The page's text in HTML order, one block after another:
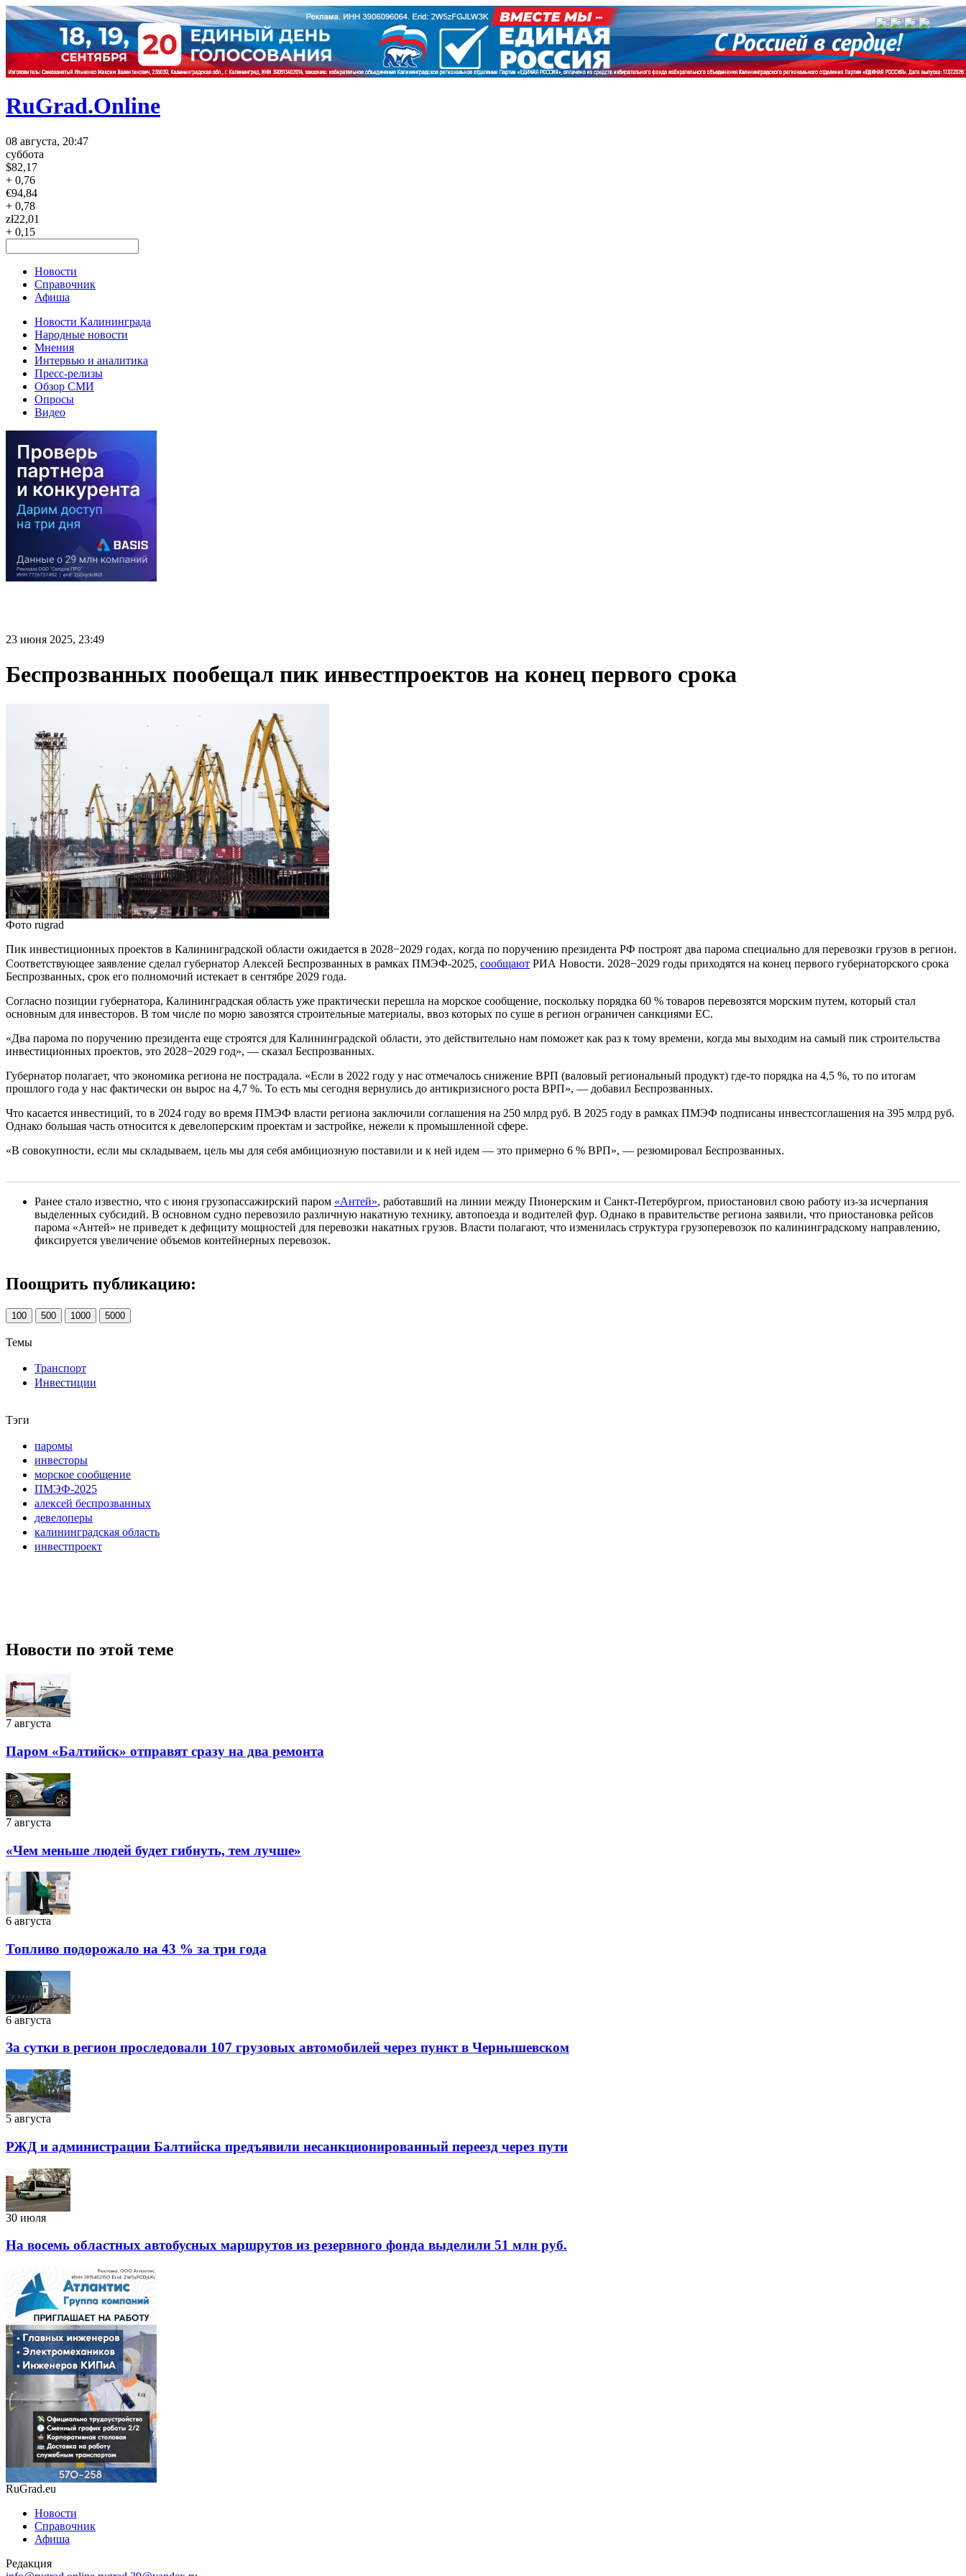
RuGrad.Online
08 августа, 20:47
суббота
$82,17
+ 0,76
€94,84
+ 0,78
zł22,01
+ 0,15
Новости
Справочник
Афиша
Новости Калининграда
Народные новости
Мнения
Интервью и аналитика
Пресс-релизы
Обзор СМИ
Опросы
Видео
23 июня 2025, 23:49
Беспрозванных пообещал пик инвестпроектов на конец первого срока
Фото rugrad
Пик инвестиционных проектов в Калининградской области ожидается в 2028−2029 годах, когда по поручению президента РФ построят два парома специально для перевозки грузов в регион.
Соответствующее заявление сделал губернатор Алексей Беспрозванных в рамках ПМЭФ-2025, сообщают РИА Новости. 2028−2029 годы приходятся на конец первого губернаторского срока
Беспрозванных, срок его полномочий истекает в сентябре 2029 года.
Согласно позиции губернатора, Калининградская область уже практически перешла на морское сообщение, поскольку порядка 60 % товаров перевозятся морским путем, который стал
основным для инвесторов. В том числе по морю завозятся строительные материалы, ввоз которых по суше в регион ограничен санкциями ЕС.
«Два парома по поручению президента еще строятся для Калининградской области, это действительно нам поможет как раз к тому времени, когда мы выходим на самый пик строительства
инвестиционных проектов, это 2028−2029 год», — сказал Беспрозванных.
Губернатор полагает, что экономика региона не пострадала. «Если в 2022 году у нас отмечалось снижение ВРП (валовый региональный продукт) где-то порядка на 4,5 %, то по итогам
прошлого года у нас фактически он вырос на 4,7 %. То есть мы сегодня вернулись до антикризисного роста ВРП», — добавил Беспрозванных.
Что касается инвестиций, то в 2024 году во время ПМЭФ власти региона заключили соглашения на 250 млрд руб. В 2025 году в рамках ПМЭФ подписаны инвестсоглашения на 395 млрд руб.
Однако большая часть относится к девелоперским проектам и застройке, нежели к промышленной сфере.
«В совокупности, если мы складываем, цель мы для себя амбициозную поставили и к ней идем — это примерно 6 % ВРП», — резюмировал Беспрозванных.
Ранее стало известно, что с июня грузопассажирский паром «Антей», работавший на линии между Пионерским и Санкт-Петербургом, приостановил свою работу из-за исчерпания
выделенных субсидий. В основном судно перевозило различную накатную технику, автопоезда и водителей фур. Однако в правительстве региона заявили, что приостановка рейсов
парома «Антей» не приведет к дефициту мощностей для перевозки накатных грузов. Власти полагают, что изменилась структура грузоперевозок по калининградскому направлению,
фиксируется увеличение объемов контейнерных перевозок.
Поощрить публикацию:
100 500 1000 5000
Темы
Транспорт
Инвестиции
Тэги
паромы
инвесторы
морское сообщение
ПМЭФ-2025
алексей беспрозванных
девелоперы
калининградская область
инвестпроект
Новости по этой теме
7 августа
Паром «Балтийск» отправят сразу на два ремонта
7 августа
«Чем меньше людей будет гибнуть, тем лучше»
6 августа
Топливо подорожало на 43 % за три года
6 августа
За сутки в регион проследовали 107 грузовых автомобилей через пункт в Чернышевском
5 августа
РЖД и администрации Балтийска предъявили несанкционированный переезд через пути
30 июля
На восемь областных автобусных маршрутов из резервного фонда выделили 51 млн руб.
RuGrad.eu
Новости
Справочник
Афиша
Редакция